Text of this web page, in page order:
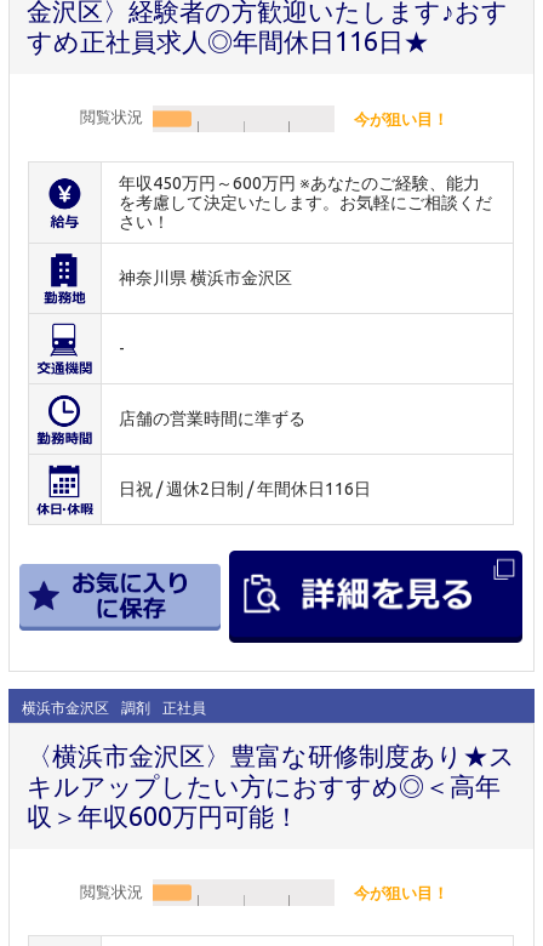
金沢区〉経験者の方歓迎いたします♪おす
すめ正社員求人◎年間休日116日★
閲覧状況 今が狙い目！
年収450万円～600万円 ※あなたのご経験、能力
を考慮して決定いたします。お気軽にご相談くだ
さい！
神奈川県 横浜市金沢区
-
店舗の営業時間に準ずる
日祝 / 週休2日制 / 年間休日116日
横浜市金沢区 調剤 正社員
〈横浜市金沢区〉豊富な研修制度あり★ス
キルアップしたい方におすすめ◎＜高年
収＞年収600万円可能！
閲覧状況 今が狙い目！